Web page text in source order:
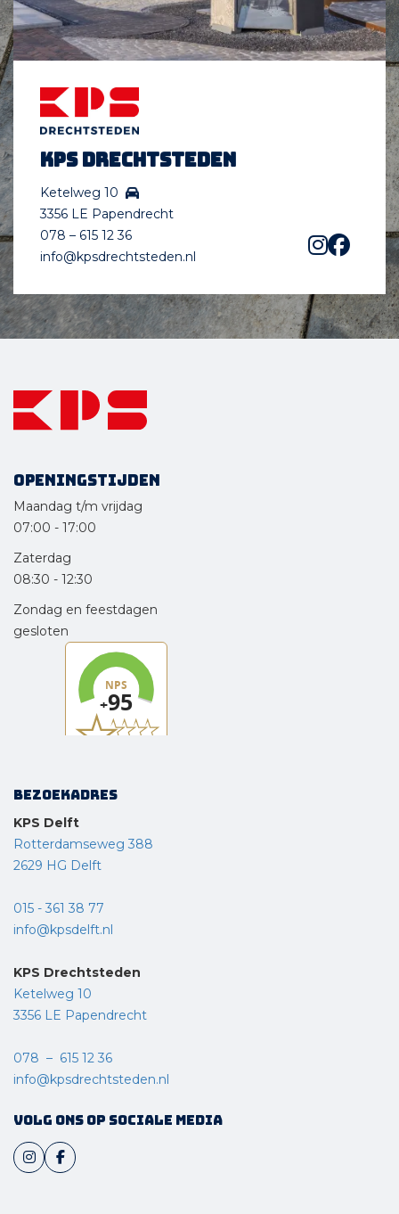
KPS Drechtsteden
Ketelweg 10
3356 LE Papendrecht
078 – 615 12 36
info@kpsdrechtsteden.nl
Openingstijden
Maandag t/m vrijdag
07:00 - 17:00
Zaterdag
08:30 - 12:30
Zondag en feestdagen
gesloten
Bezoekadres
KPS Delft
Rotterdamseweg 388
2629 HG Delft
015 - 361 38 77
info@kpsdelft.nl
KPS Drechtsteden
Ketelweg 10
3356 LE Papendrecht
078 – 615 12 36
info@kpsdrechtsteden.nl
Volg ons op sociale media